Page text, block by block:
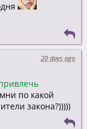
20 days ago
по какой
закона?)))))